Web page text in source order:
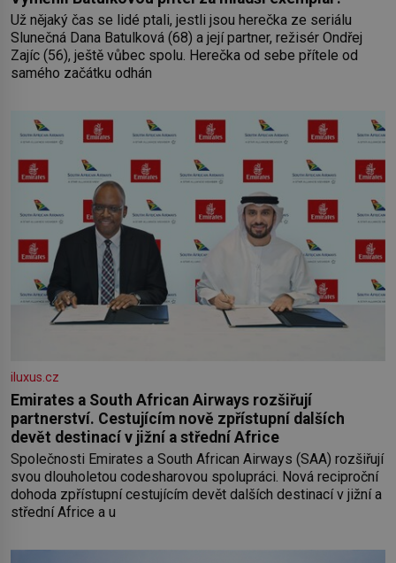
Už nějaký čas se lidé ptali, jestli jsou herečka ze seriálu
Slunečná Dana Batulková (68) a její partner, režisér Ondřej
Zajíc (56), ještě vůbec spolu. Herečka od sebe přítele od
samého začátku odhán
iluxus.cz
Emirates a South African Airways rozšiřují
partnerství. Cestujícím nově zpřístupní dalších
devět destinací v jižní a střední Africe
Společnosti Emirates a South African Airways (SAA) rozšiřují
svou dlouholetou codesharovou spolupráci. Nová reciproční
dohoda zpřístupní cestujícím devět dalších destinací v jižní a
střední Africe a u